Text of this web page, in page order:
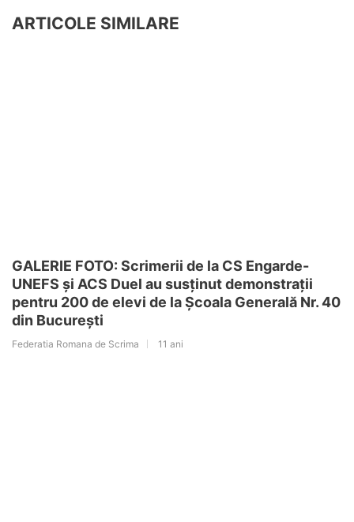
ARTICOLE SIMILARE
GALERIE FOTO: Scrimerii de la CS Engarde-
UNEFS și ACS Duel au susținut demonstrații
pentru 200 de elevi de la Școala Generală Nr. 40
din București
Federatia Romana de Scrima 11 ani